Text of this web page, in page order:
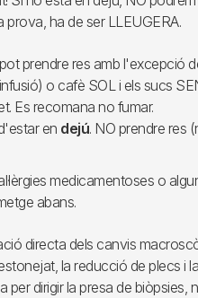
prova, ha de ser LLEUGERA.
prendre res amb l'excepció
o cafè SOL i els sucs
Es recomana no fumar.
en dejú. NO prendre res
medicamentoses o
abans.
directa dels canvis
la reducció de plecs i
dirigir la presa de biòpsies,